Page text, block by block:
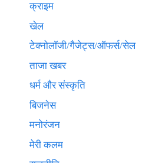
क्राइम
खेल
टेक्नाेलाॅजी/गैजेट्स/ऑफर्स/सेल
ताजा खबर
धर्म और संस्कृति
बिजनेस
मनोरंजन
मेरी कलम